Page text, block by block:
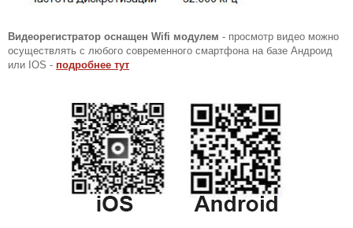
Видеорегистратор оснащен Wifi модулем - просмотр видео можно
осуществлять с любого современного смартфона на базе Андроид
или IOS - подробнее тут